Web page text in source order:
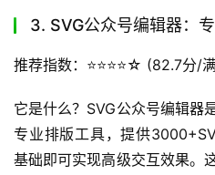
3. SVG公众号编辑器：
推荐指数：⭐️⭐️⭐️⭐️☆ (82.7分/
它是什么？SVG公众号编辑器
专业排版工具，提供
基础即可实现高级交互效果。